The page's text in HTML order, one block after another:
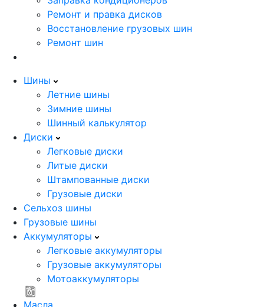
Ремонт и правка дисков
Восстановление грузовых шин
Ремонт шин
Шины
Летние шины
Зимние шины
Шинный калькулятор
Диски
Легковые диски
Литые диски
Штампованные диски
Грузовые диски
Сельхоз шины
Грузовые шины
Аккумуляторы
Легковые аккумуляторы
Грузовые аккумуляторы
Мотоаккумуляторы